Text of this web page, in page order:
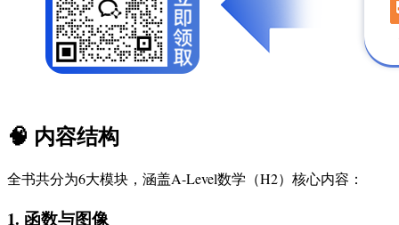
🧠 内容结构
全书共分为6大模块，涵盖A-Level数学（H2）核心内容：
1. 函数与图像